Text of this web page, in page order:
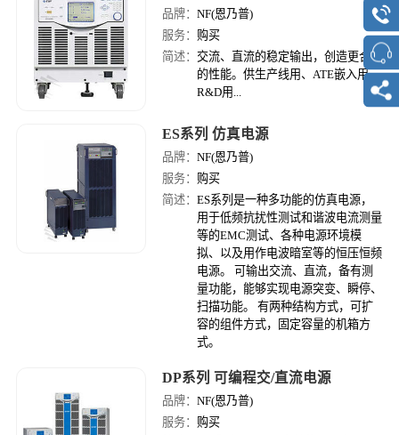
品牌：NF(恩乃普)
服务： 购买
简述：交流、直流的稳定输出，创造更合适
的性能。供生产线用、ATE嵌入用、
R&D用...
ES系列 仿真电源
品牌：NF(恩乃普)
服务： 购买
简述：ES系列是一种多功能的仿真电源，
用于低频抗扰性测试和谐波电流测量
等的EMC测试、各种电源环境模
拟、以及用作电波暗室等的恒压恒频
电源。 可输出交流、直流，备有测
量功能，能够实现电源突变、瞬停、
扫描功能。 有两种结构方式，可扩
容的组件方式，固定容量的机箱方
式。
DP系列 可编程交/直流电源
品牌：NF(恩乃普)
服务： 购买